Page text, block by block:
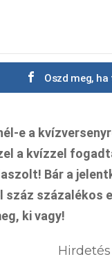
Oszd meg,
e a
a kvízzel
Bár a
száz százalékos
ki vagy!
Hirdetés